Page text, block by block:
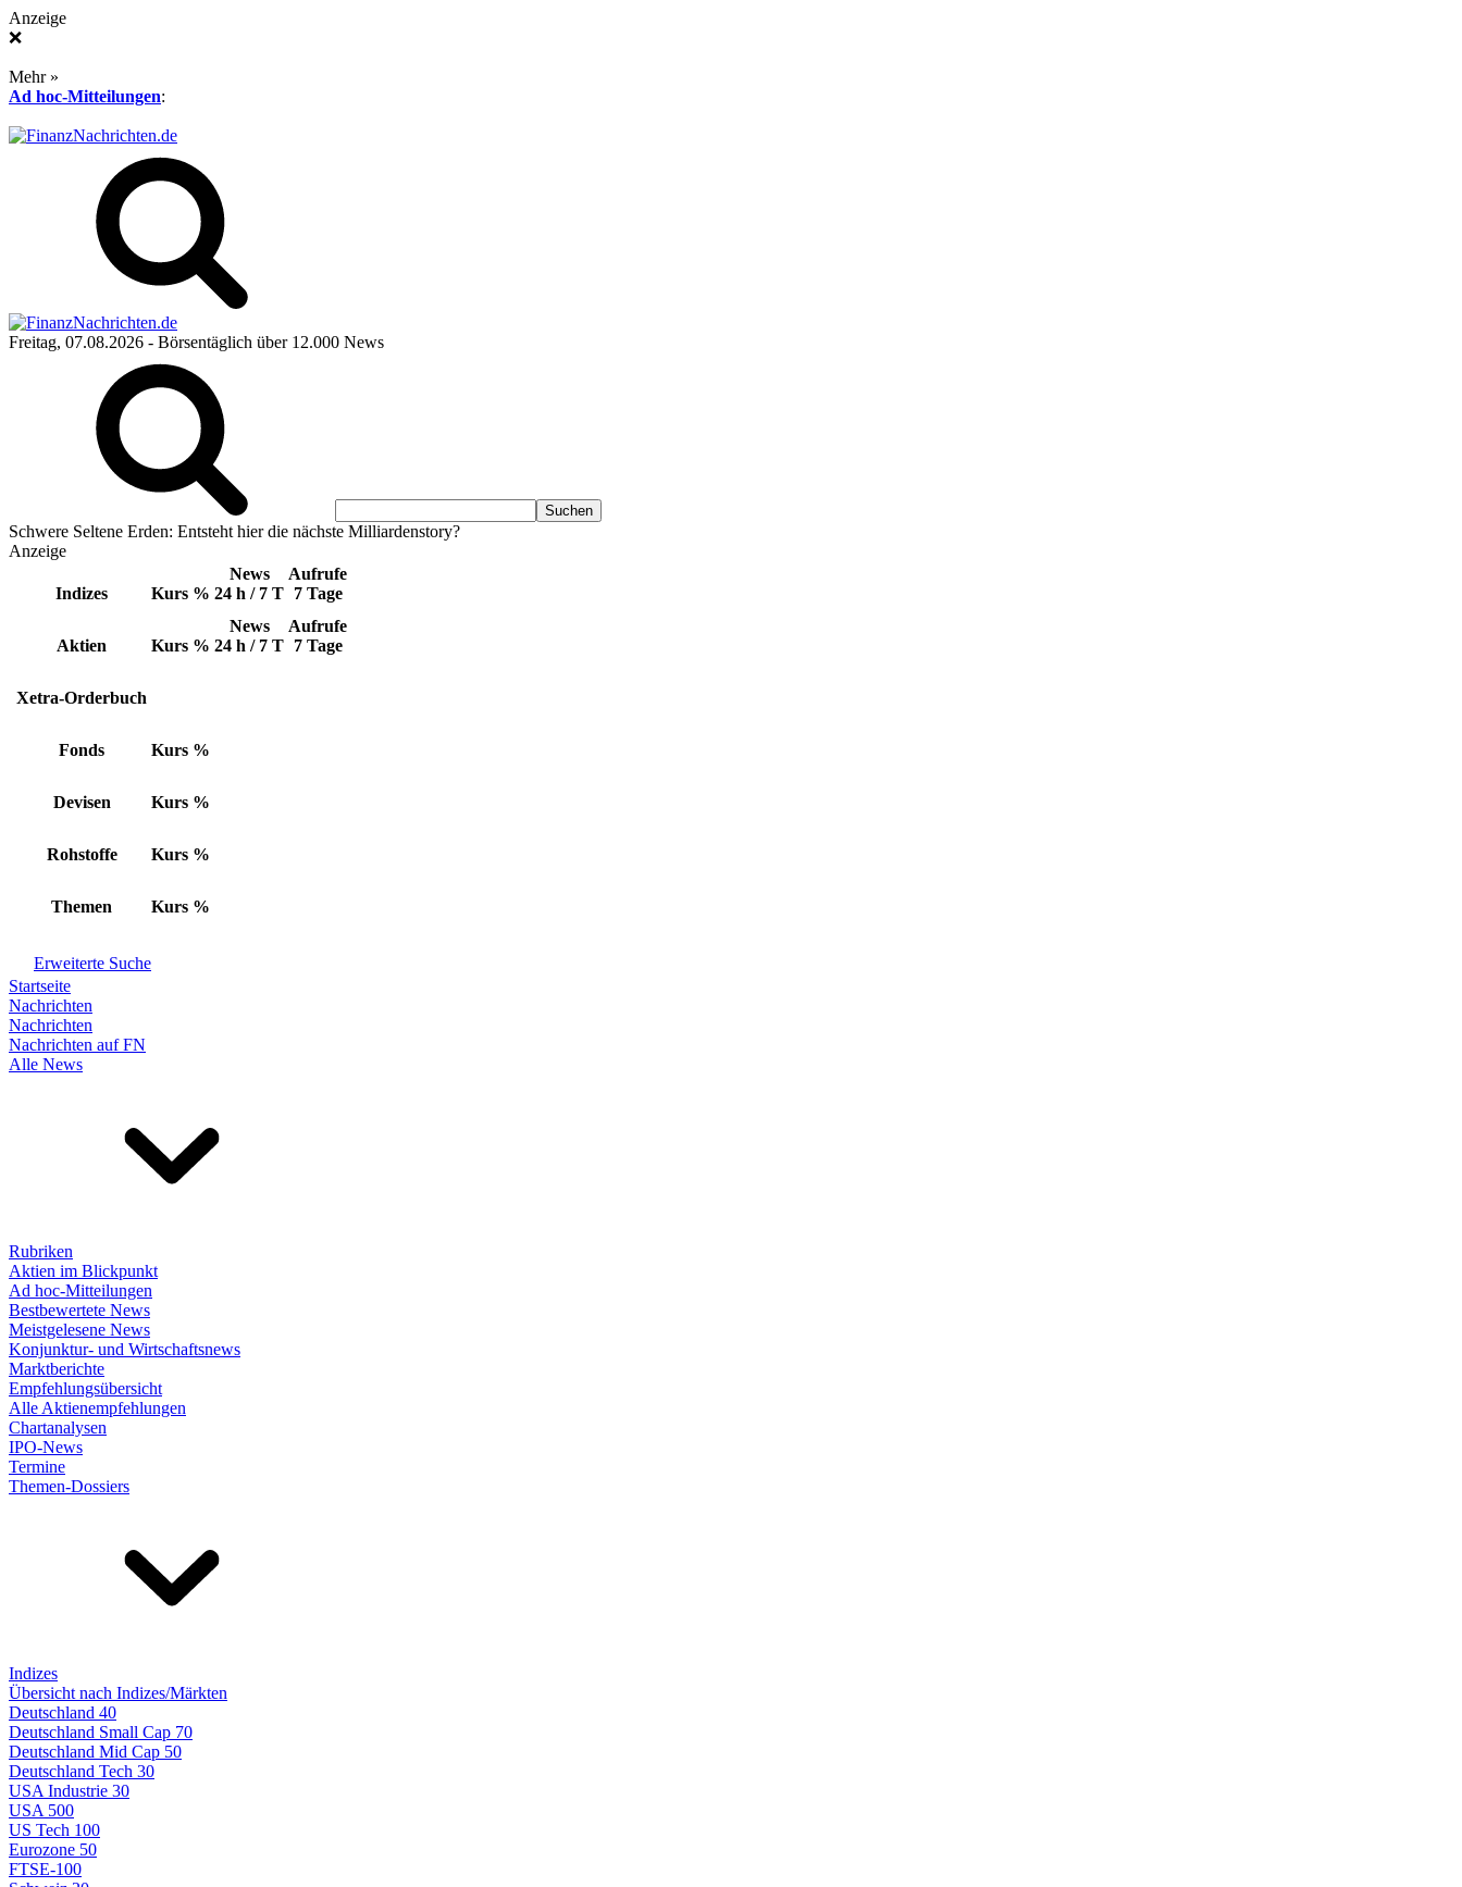
Anzeige
❌
Mehr »
Ad hoc-Mitteilungen:
Freitag, 07.08.2026 - Börsentäglich über 12.000 News
Schwere Seltene Erden: Entsteht hier die nächste Milliardenstory?
Anzeige
Indizes Kurs %
News
24 h / 7 T
Aufrufe
7 Tage
Aktien Kurs %
News
24 h / 7 T
Aufrufe
7 Tage
Xetra-Orderbuch
Fonds Kurs %
Devisen Kurs %
Rohstoffe Kurs %
Themen Kurs %
Erweiterte Suche
Startseite
Nachrichten
Nachrichten
Nachrichten auf FN
Alle News
Rubriken
Aktien im Blickpunkt
Ad hoc-Mitteilungen
Bestbewertete News
Meistgelesene News
Konjunktur- und Wirtschaftsnews
Marktberichte
Empfehlungsübersicht
Alle Aktienempfehlungen
Chartanalysen
IPO-News
Termine
Themen-Dossiers
Indizes
Übersicht nach Indizes/Märkten
Deutschland 40
Deutschland Small Cap 70
Deutschland Mid Cap 50
Deutschland Tech 30
USA Industrie 30
USA 500
US Tech 100
Eurozone 50
FTSE-100